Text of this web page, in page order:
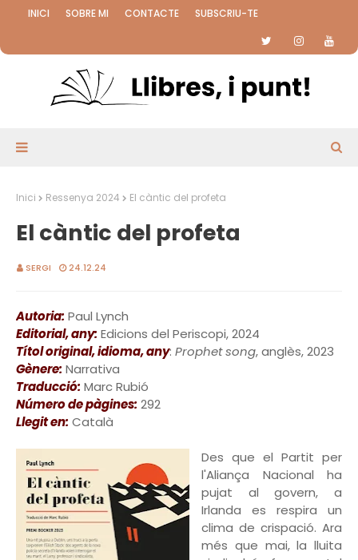
INICI SOBRE MI CONTACTE SUBSCRIU-TE
Inici Ressenya 2024 El càntic del profeta
El càntic del profeta
SERGI 24.12.24
Autoria: Paul Lynch
Editorial, any: Edicions del Periscopi, 2024
Títol original, idioma, any: Prophet song, anglès, 2023
Gènere: Narrativa
Traducció: Marc Rubió
Número de pàgines: 292
Llegit en: Català
Des que el Partit per
l'Aliança Nacional ha
pujat al govern, a
Irlanda es respira un
clima de crispació. Ara
més que mai, la lluita